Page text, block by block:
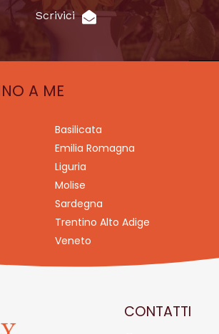
Scrivici
A ME
Basilicata
Emilia Romagna
Liguria
Molise
Sardegna
Trentino Alto Adige
Veneto
CONTATTI